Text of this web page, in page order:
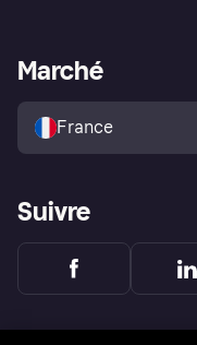
Explorez les magasins
Politique de protection de
l’acheteur Klarna
Portail Marchand
Marché
France
Suivre